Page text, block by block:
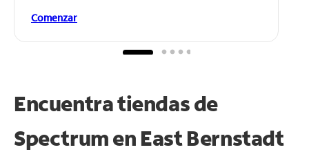
Comenzar
Encuentra tiendas de
Spectrum en East Bernstadt